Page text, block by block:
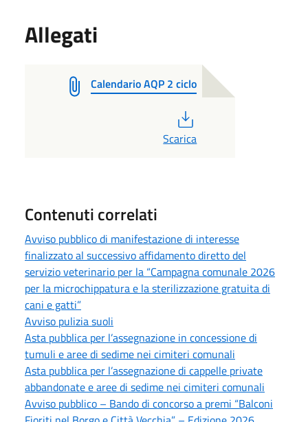
Allegati
Calendario AQP 2 ciclo
Scarica
Contenuti correlati
Avviso pubblico di manifestazione di interesse
finalizzato al successivo affidamento diretto del
servizio veterinario per la “Campagna comunale 2026
per la microchippatura e la sterilizzazione gratuita di
cani e gatti”
Avviso pulizia suoli
Asta pubblica per l’assegnazione in concessione di
tumuli e aree di sedime nei cimiteri comunali
Asta pubblica per l’assegnazione di cappelle private
abbandonate e aree di sedime nei cimiteri comunali
Avviso pubblico – Bando di concorso a premi “Balconi